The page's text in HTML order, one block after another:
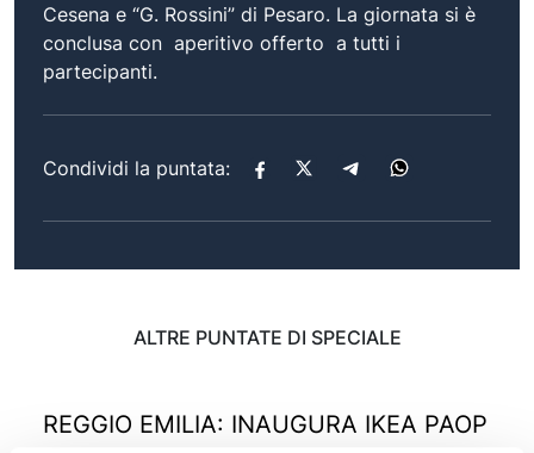
Cesena e “G. Rossini” di Pesaro. La giornata si è
conclusa con aperitivo offerto a tutti i
partecipanti.
Condividi la puntata:
ALTRE PUNTATE DI SPECIALE
REGGIO EMILIA: INAUGURA IKEA PAOP